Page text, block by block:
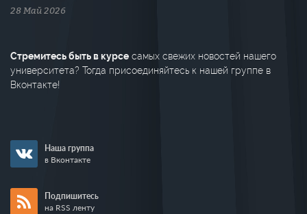
28 Май 2026
Стремитесь быть в курсе самых свежих новостей нашего
университета? Тогда присоединяйтесь к нашей группе в
Вконтакте!
Наша группа
в Вконтакте
Подпишитесь
на RSS ленту